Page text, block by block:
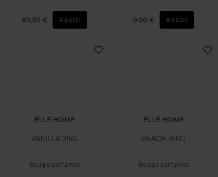
69,50 € Ajouter 9,90 € Ajouter
ELLE HOME
VANILLA 215G
Bougie parfumée
ELLE HOME
PEACH 350G
Bougie parfumée